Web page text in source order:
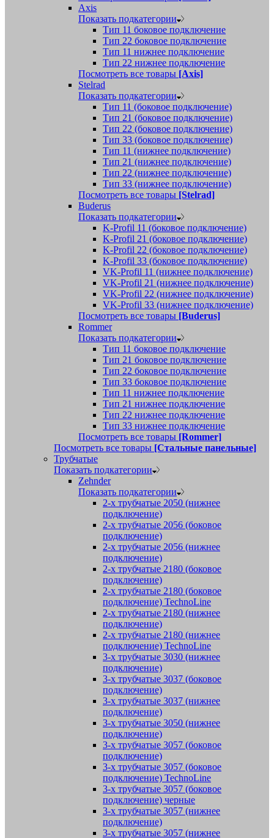
Axis
Показать подкатегории
Тип 11 боковое подключение
Тип 22 боковое подключение
Тип 11 нижнее подключение
Тип 22 нижнее подключение
Посмотреть все товары [Axis]
Stelrad
Показать подкатегории
Tип 11 (боковое подключение)
Тип 21 (боковое подключение)
Тип 22 (боковое подключение)
Тип 33 (боковое подключение)
Тип 11 (нижнее подключение)
Тип 21 (нижнее подключение)
Тип 22 (нижнее подключение)
Тип 33 (нижнее подключение)
Посмотреть все товары [Stelrad]
Buderus
Показать подкатегории
K-Profil 11 (боковое подключение)
K-Profil 21 (боковое подключение)
K-Profil 22 (боковое подключение)
K-Profil 33 (боковое подключение)
VK-Profil 11 (нижнее подключение)
VK-Profil 21 (нижнее подключение)
VK-Profil 22 (нижнее подключение)
VK-Profil 33 (нижнее подключение)
Посмотреть все товары [Buderus]
Rommer
Показать подкатегории
Тип 11 боковое подключение
Тип 21 боковое подключение
Тип 22 боковое подключение
Тип 33 боковое подключение
Тип 11 нижнее подключение
Тип 21 нижнее подключение
Тип 22 нижнее подключение
Тип 33 нижнее подключение
Посмотреть все товары [Rommer]
Посмотреть все товары [Стальные панельные]
Трубчатые
Показать подкатегории
Zehnder
Показать подкатегории
2-х трубчатые 2050 (нижнее
подключение)
2-х трубчатые 2056 (боковое
подключение)
2-х трубчатые 2056 (нижнее
подключение)
2-х трубчатые 2180 (боковое
подключение)
2-х трубчатые 2180 (боковое
подключение) TechnoLine
2-х трубчатые 2180 (нижнее
подключение)
2-х трубчатые 2180 (нижнее
подключение) TechnoLine
3-х трубчатые 3030 (нижнее
подключение)
3-х трубчатые 3037 (боковое
подключение)
3-х трубчатые 3037 (нижнее
подключение)
3-х трубчатые 3050 (нижнее
подключение)
3-х трубчатые 3057 (боковое
подключение)
3-х трубчатые 3057 (боковое
подключение) TechnoLine
3-х трубчатые 3057 (боковое
подключение) черные
3-х трубчатые 3057 (нижнее
подключение)
3-х трубчатые 3057 (нижнее